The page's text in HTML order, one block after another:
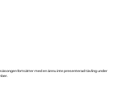
fortsätter med en ännu inte presenterad tävling under